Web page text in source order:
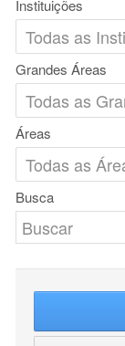
Instituições
Grandes Áreas
Áreas
Busca